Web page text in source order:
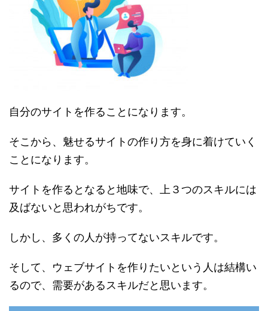
自分のサイトを作ることになります。
そこから、魅せるサイトの作り方を身に着けていく
ことになります。
サイトを作るとなると地味で、上３つのスキルには
及ばないと思われがちです。
しかし、多くの人が持ってないスキルです。
そして、ウェブサイトを作りたいという人は結構い
るので、需要があるスキルだと思います。